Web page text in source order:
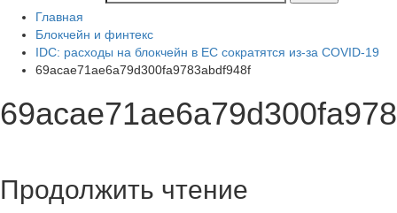
Главная
Блокчейн и финтекс
IDC: расходы на блокчейн в ЕС сократятся из-за COVID-19
69acae71ae6a79d300fa9783abdf948f
Продолжить чтение